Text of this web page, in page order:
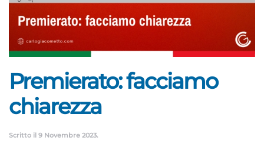
Premierato: facciamo
chiarezza
Scritto il 9 Novembre 2023.